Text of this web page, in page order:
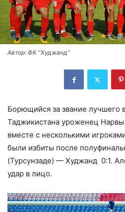
Автор: ФК "Худжанд"
Борющийся за звание лучшего
Таджикистана уроженец
вместе с несколькими
были избиты после
(Турсунзаде) — Худжанд 0:1.
удар в лицо.